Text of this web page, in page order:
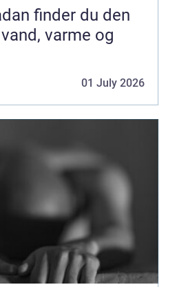
finder du den
varme og
01 July 2026